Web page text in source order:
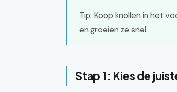
Tip: Koop knollen in het
en groeien ze snel.
Stap 1: Kies de